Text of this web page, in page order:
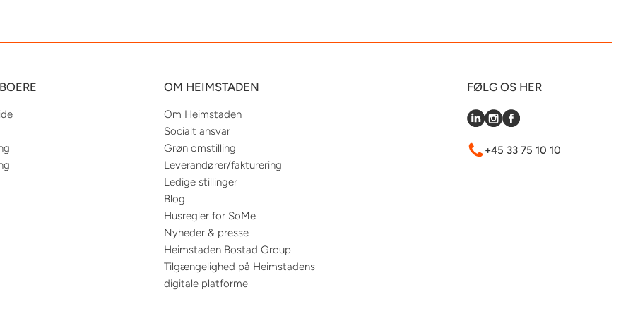
OM HEIMSTADEN
Om Heimstaden
Socialt ansvar
Grøn omstilling
Leverandører/fakturering
Ledige stillinger
Blog
Husregler for SoMe
Nyheder & presse
Heimstaden Bostad Group
Tilgængelighed på Heimstadens
digitale platforme
FØLG OS HER
+45 33 75 10 10